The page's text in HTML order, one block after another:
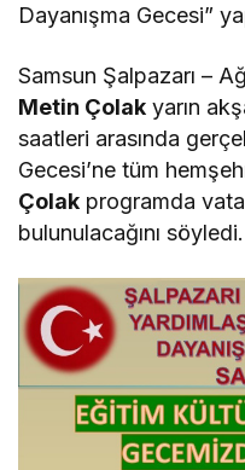
Dayanışma Gecesi”
Samsun Şalpazarı –
Metin Çolak yarın
saatleri arasında
Gecesi’ne tüm
Çolak programda
bulunulacağını söyledi.